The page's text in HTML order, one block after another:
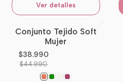
Ver detalles
-13%OFF
Conjunto Tejido Soft
Mujer
$38.990
$44.990